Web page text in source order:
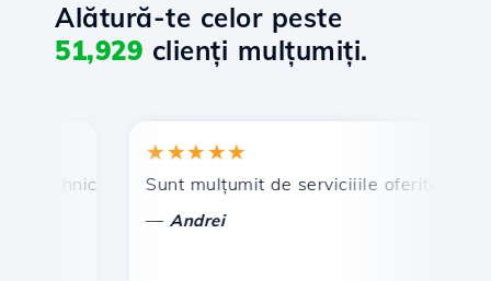
Alătură-te celor peste
51,929 clienți mulțumiți.
prompt și eficient.
★★★★★
Sunt mulțumit de serviciiile oferite de
Andrei